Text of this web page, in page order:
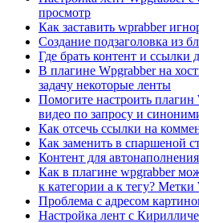
просмотр
Как заставить wprabber
Создание подзаголовка из
Где брать контент и ссылки
В плагине Wpgrabber на
задачу некоторые ленты
Помогите настроить
видео по запросу и
Как отсечь ссылки на
Как заменить в спаршеной
Контент для
Как в плагине wpgrabber
к категории а к тегу? Метки
Проблема с адресом
Настройка лент с